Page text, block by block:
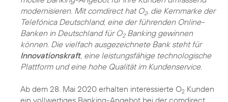
modernisieren. Mit comdirect hat O2, die Kernmarke der
Telefónica Deutschland, eine der führenden Online-
Banken in Deutschland für O2Banking gewinnen
können. Die vielfach ausgezeichnete Bank steht für
Innovationskraft, eine leistungsfähige technologische
Plattform und eine hohe Qualität im Kundenservice.
Ab dem 28. Mai 2020 erhalten interessierte O2 Kunden
ein vollwertiges Banking-Angebot bei der comdirect